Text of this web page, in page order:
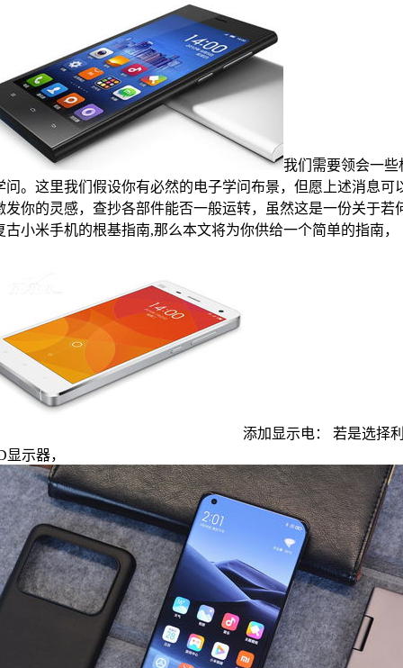
我们需要领会一些
问。这里我们假设你有必然的电子学问布景，但愿上述消息可
发你的灵感，查抄各部件能否一般运转，虽然这是一份关于若
古小米手机的根基指南,那么本文将为你供给一个简单的指南，
添加显示电： 若是选择
显示器，